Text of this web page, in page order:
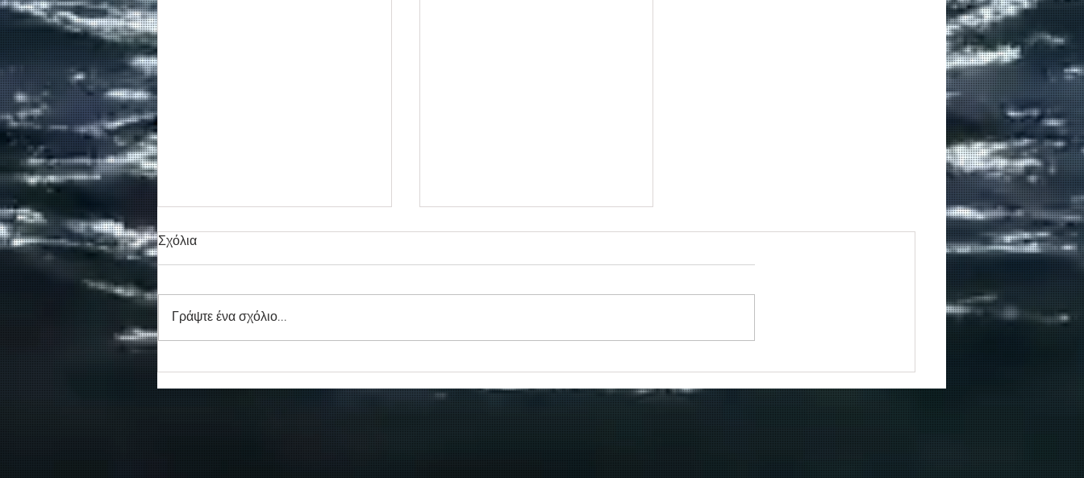
μεταφοράς μεταναστών από τη
Σχόλια
Γράψτε ένα σχόλιο...